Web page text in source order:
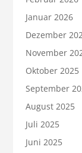
Januar 2026
Dezember
November
Oktober 2025
September
August 2025
Juli 2025
Juni 2025